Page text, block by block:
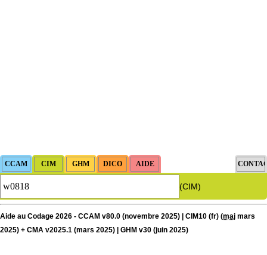
(CIM)
Aide au Codage 2026 - CCAM v80.0 (novembre 2025) | CIM10 (fr) (maj mars
2025) + CMA v2025.1 (mars 2025) | GHM v30 (juin 2025)